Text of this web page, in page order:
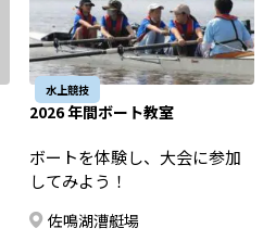
水上競技
2026 年間ボート教室
ボートを体験し、大会に参加
してみよう！
佐鳴湖漕艇場